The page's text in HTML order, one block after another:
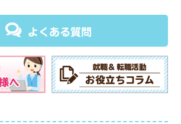
よくある質問